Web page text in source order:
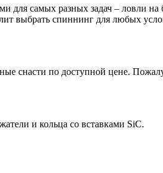
для самых разных задач – ловли
выбрать спиннинг для любых
снасти по доступной цене.
и кольца со вставками SiC.